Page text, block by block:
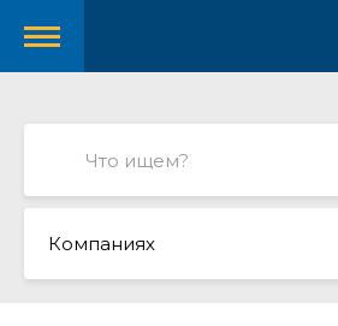
Компаниях